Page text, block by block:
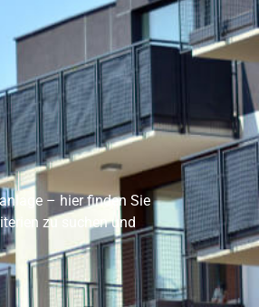
– hier finden Sie
zu suchen und